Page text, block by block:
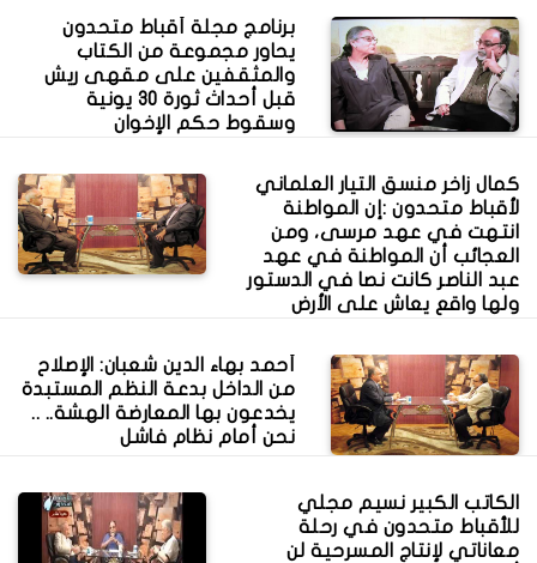
برنامج مجلة أقباط متحدون
يحاور مجموعة من الكتاب
والمثقفين على مقهى ريش
قبل أحداث ثورة 30 يونية
وسقوط حكم الإخوان
كمال زاخر منسق التيار العلماني
لأقباط متحدون :إن المواطنة
انتهت في عهد مرسى، ومن
العجائب أن المواطنة في عهد
عبد الناصر كانت نصا في الدستور
ولها واقع يعاش على الأرض
أحمد بهاء الدين شعبان: الإصلاح
من الداخل بدعة النظم المستبدة
يخدعون بها المعارضة الهشة.. ..
نحن أمام نظام فاشل
الكاتب الكبير نسيم مجلي
للأقباط متحدون في رحلة
معاناتي لإنتاج المسرحية لن